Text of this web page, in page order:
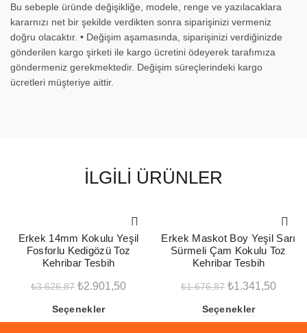
Bu sebeple üründe değişikliğe, modele, renge ve yazılacaklara
kararnızı net bir şekilde verdikten sonra siparişinizi vermeniz
doğru olacaktır. • Değişim aşamasında, siparişinizi verdiğinizde
gönderilen kargo şirketi ile kargo ücretini ödeyerek tarafımıza
göndermeniz gerekmektedir. Değişim süreçlerindeki kargo
ücretleri müşteriye aittir.
İLGILI ÜRÜNLER
Erkek 14mm Kokulu Yeşil
Fosforlu Kedigözü Toz
Kehribar Tesbih
₺3.626,87 Orijinal
₺3.626,87.
₺2.901,50Şu
fiyat:
Seçenekler
Erkek Maskot Boy Yeşil Sarı
Sürmeli Çam Kokulu Toz
Kehribar Tesbih
₺1.676,87 Orijinal
₺1.676,87.
₺1.341,50Şu
fiyat:
Seçenekler